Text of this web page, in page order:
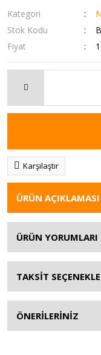
Kategori
Stok Kodu
Fiyat
Karşılaştır
ÜRÜN AÇIKLAMASI
ÜRÜN YORUMLARI
TAKSİT
ÖNERİLERİNİZ